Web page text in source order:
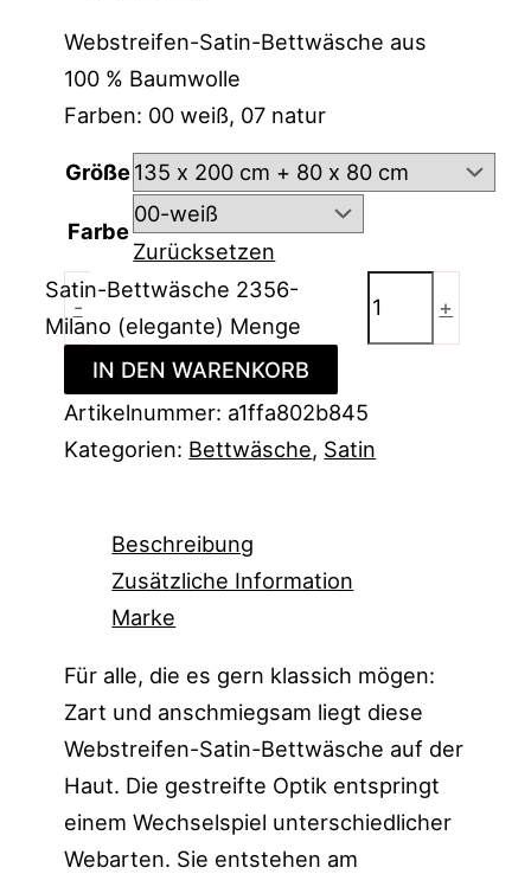
Webstreifen-Satin-Bettwäsche aus
100 % Baumwolle
Farben: 00 weiß, 07 natur
Größe
Farbe
Zurücksetzen
-
Satin-Bettwäsche 2356-
Milano (elegante) Menge
+
IN DEN WARENKORB
Artikelnummer: a1ffa802b845
Kategorien: Bettwäsche, Satin
Beschreibung
Zusätzliche Information
Marke
Für alle, die es gern klassich mögen:
Zart und anschmiegsam liegt diese
Webstreifen-Satin-Bettwäsche auf der
Haut. Die gestreifte Optik entspringt
einem Wechselspiel unterschiedlicher
Webarten. Sie entstehen am